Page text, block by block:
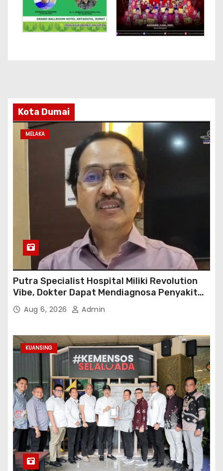
Kota Dumai
MELAKA
Putra Specialist Hospital Miliki Revolution
Vibe, Dokter Dapat Mendiagnosa Penyakit
dengan Tepat
Aug 6, 2026 Admin
KUANSING